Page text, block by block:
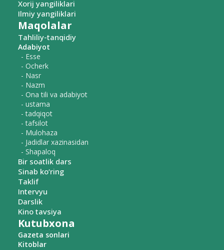
Xorij yangiliklari
Ilmiy yangiliklari
Maqolalar
Tahliliy-tanqidiy
Adabiyot
- Esse
- Ocherk
- Nasr
- Nazm
- Ona tili va adabiyot
- ustama
- tadqiqot
- tafsilot
- Mulohaza
- Jadidlar xazinasidan
- Shapaloq
Bir soatlik dars
Sinab ko‘ring
Taklif
Intervyu
Darslik
Kino tavsiya
Kutubxona
Gazeta sonlari
Kitoblar